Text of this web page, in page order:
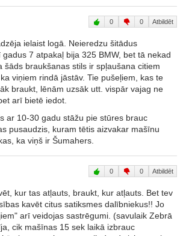
0 0 Atbildēt
ielaist logā. Neieredzu šitādus
7 atpakaļ bija 325 BMW, bet tā nekad
šāds braukšanas stils ir spļaušana citiem
viņiem rindā jāstāv. Tie pušeļiem, kas te
braukt, lēnām uzsāk utt. vispār vajag ne
arī bietē iedot.
ar 10-30 gadu stāžu pie stūres brauc
pusaudzis, kuram tētis aizvakar mašīnu
ka viņš ir Šumahers.
0 0 Atbildēt
kur tas atļauts, braukt, kur atļauts. Bet tev
kavēt citus satiksmes dalībniekus!! Jo
arī veidojas sastrēgumi. (savulaik Zebrā
cik mašīnas 15 sek laikā izbrauc